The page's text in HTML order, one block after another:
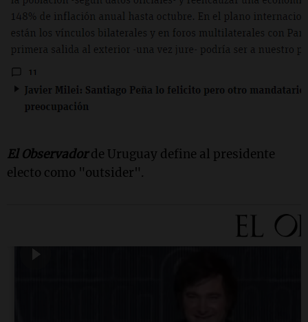
El Observador de Uruguay define al presidente
electo como "outsider".